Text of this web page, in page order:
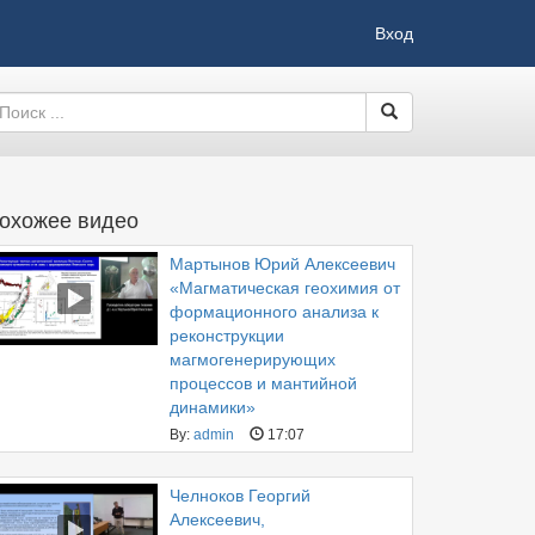
Вход
видео
Мартынов Юрий Алексеевич
«Магматическая геохимия от
формационного анализа к
реконструкции
магмогенерирующих
процессов и мантийной
динамики»
By: admin 17:07
Челноков Георгий
Алексеевич,